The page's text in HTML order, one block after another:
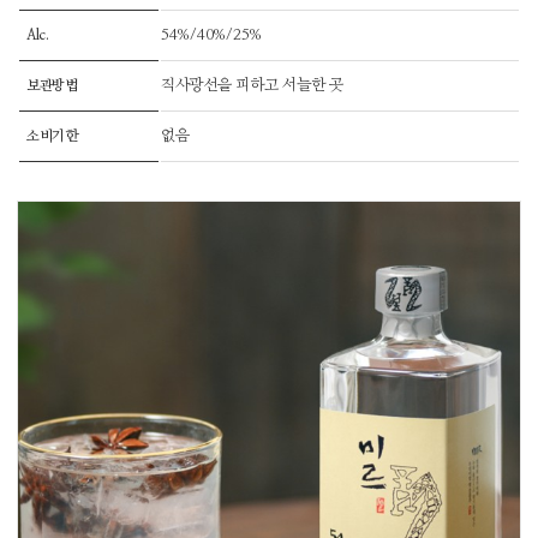
Alc. 54%/40%/25%
보관방법 직사광선을 피하고 서늘한 곳
소비기한 없음